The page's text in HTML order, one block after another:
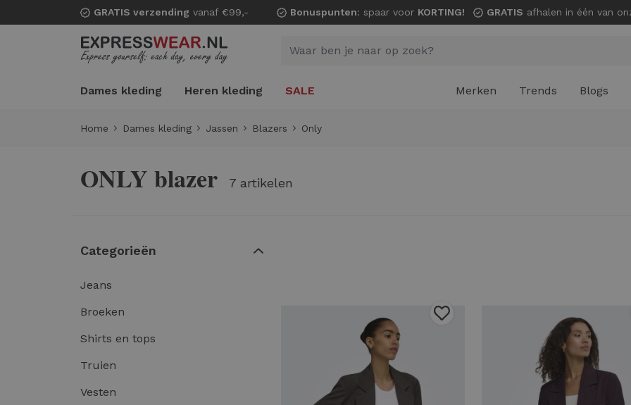
GRATIS verzending vanaf €99,- Bonuspunten: spaar voor KORTING! GRATIS afhalen in één van onze
Dames kleding Heren kleding SALE Merken Trends Blogs
Home Dames kleding Jassen Blazers Only
ONLY blazer 7 artikelen
Categorieën
Jeans
Broeken
Shirts en tops
Truien
Vesten